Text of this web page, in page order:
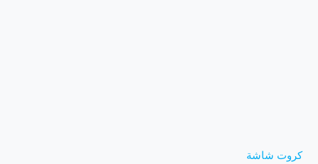
كروت شاشة